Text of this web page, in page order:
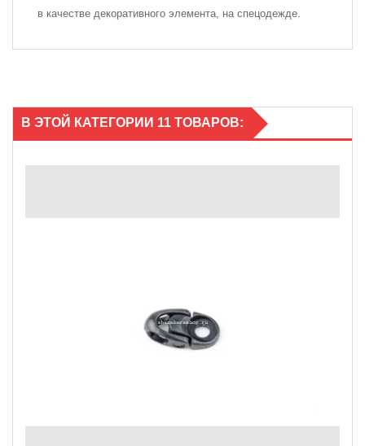
в качестве декоративного элемента, на спецодежде.
В ЭТОЙ КАТЕГОРИИ 11 ТОВАРОВ: